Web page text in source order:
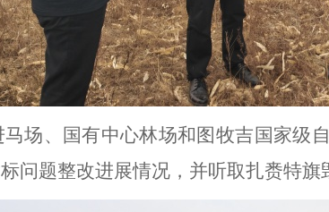
马场、国有中心林场和 图牧吉国家级
问题整改进展情况 ， 并听取扎赉特旗